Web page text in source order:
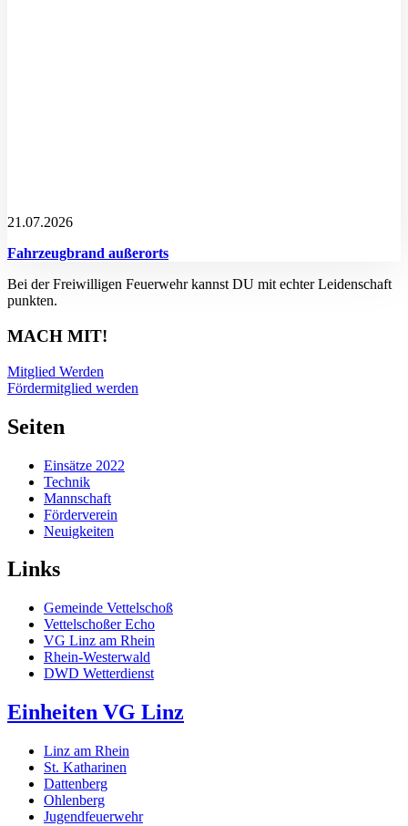
21.07.2026
Fahrzeugbrand außerorts
Bei der Freiwilligen Feuerwehr kannst DU mit echter Leidenschaft
punkten.
MACH MIT!
Mitglied Werden
Fördermitglied werden
Seiten
Einsätze 2022
Technik
Mannschaft
Förderverein
Neuigkeiten
Links
Gemeinde Vettelschoß
Vettelschoßer Echo
VG Linz am Rhein
Rhein-Westerwald
DWD Wetterdienst
Einheiten VG Linz
Linz am Rhein
St. Katharinen
Dattenberg
Ohlenberg
Jugendfeuerwehr